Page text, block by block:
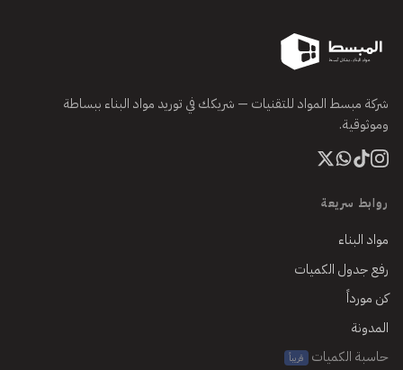
شركة مبسط المواد للتقنيات — شريكك في توريد مواد البناء ببساطة
وموثوقية.
روابط سريعة
مواد البناء
رفع جدول الكميات
كن مورداً
المدونة
حاسبة الكميات
قريباً